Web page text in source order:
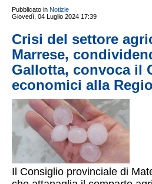
Pubblicato in Notizie
Giovedì, 04 Luglio 2024 17:39
Crisi del settore
Marrese,
Gallotta, convoca il
economici alla
Il Consiglio provinciale di